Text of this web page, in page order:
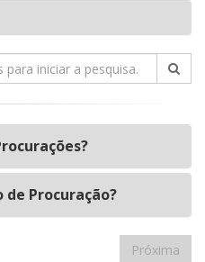
de Procuração?
Próxima